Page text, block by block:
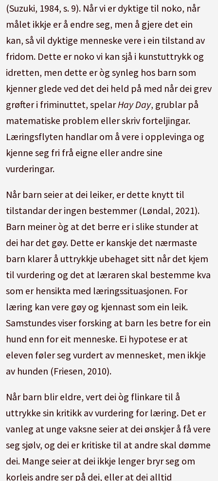
(Suzuki, 1984, s. 9). Når vi er dyktige til noko, når
målet ikkje er å endre seg, men å gjere det ein
kan, så vil dyktige menneske vere i ein tilstand av
fridom. Dette er noko vi kan sjå i kunstuttrykk og
idretten, men dette er òg synleg hos barn som
kjenner glede ved det dei held på med når dei grev
grøfter i friminuttet, spelarHay Day, grublar på
matematiske problem eller skriv forteljingar.
Læringsflyten handlar om å vere i opplevinga og
kjenne seg fri frå eigne eller andre sine
vurderingar.
Når barn seier at dei leiker, er dette knytt til
tilstandar der ingen bestemmer (Løndal, 2021).
Barn meiner òg at det berre er i slike stunder at
dei har det gøy. Dette er kanskje det nærmaste
barn klarer å uttrykkje ubehaget sitt når det kjem
til vurdering og det at læraren skal bestemme kva
som er hensikta med læringssituasjonen. For
læring kan vere gøy og kjennast som ein leik.
Samstundes viser forsking at barn les betre for ein
hund enn for eit menneske. Ei hypotese er at
eleven føler seg vurdert av mennesket, men ikkje
av hunden (Friesen, 2010).
Når barn blir eldre, vert dei òg flinkare til å
uttrykke sin kritikk av vurdering for læring. Det er
vanleg at unge vaksne seier at dei ønskjer å få vere
seg sjølv, og dei er kritiske til at andre skal dømme
dei. Mange seier at dei ikkje lenger bryr seg om
korleis andre ser på dei, eller at dei alltid